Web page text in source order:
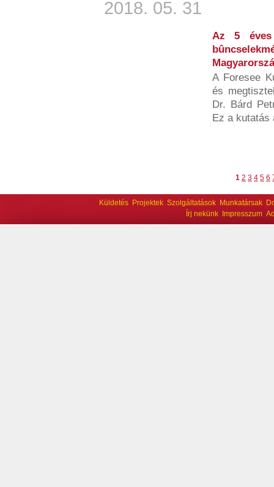
2018. 05. 31
Az 5 éves
A Foresee
és
Dr. Bárd
Ez a kutatás
1 2 3 4 5 6
Küldetés Projektek Szolgáltatások Munkatársak
Írj nekünk
Impresszum